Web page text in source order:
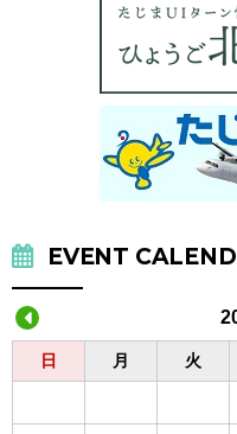
EVENT
日 月 火